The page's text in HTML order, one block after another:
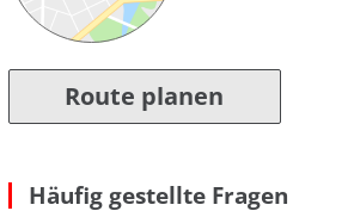
Route planen
Häufig gestellte Fragen